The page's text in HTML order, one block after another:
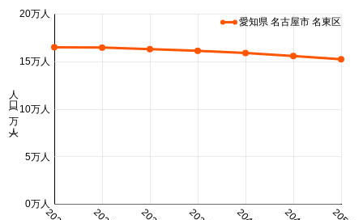
0万人
5万人
10万人
15万人
20万人
人口 (万人)
愛知県 名古屋市 名東区